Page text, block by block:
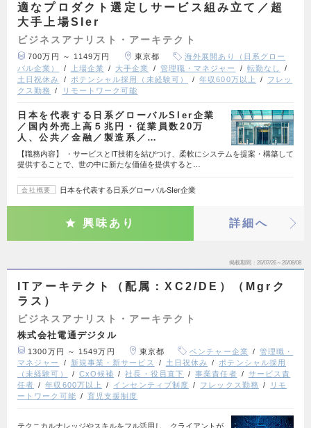
適なプロダクト選定しサービス組み立て／超
大手上場SIer
ビジネスアナリスト・アーキテクト
700万円 ～ 1149万円 東京都
海外展開あり（日系グロー
バル企業）
上場企業 大手企業 管理職・マネジャー
転勤なし
土日祝休み
ポテンシャル採用（未経験可） 年収600万以上
フレッ
クス勤務
リモートワーク可能
日本を代表する日系グローバルSIer企業
／国内外売上高５兆円・従業員数20万
人、公共／金融／製造系／…
【職務内容】 ・サービスとIT技術を結びつけ、柔軟にシステムを提案・構築して
提供することで、世の中に新たな価値を提供すると…
会社概要 日本を代表する日系グローバルSIer企業
興味あり 詳細へ
掲載期間 26/07/26～26/08/08
ITアーキテクト（配属：XC2/DE）（Mgrク
ラス）
ビジネスアナリスト・アーキテクト
株式会社電通デジタル
1300万円 ～ 1549万円 東京都 ベンチャー企業
管理職・
マネジャー
新規事業・新サービス 土日祝休み
ポテンシャル採用
（未経験可）
CxO候補 社長・役員直下 事業責任者
サービス責
任者
年収600万以上 インセンティブ制度 フレックス勤務
リモ
ートワーク可能
育児支援制度
テクニカルナレッジやスキルをフル活用し、クライアントが